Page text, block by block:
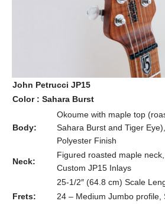
John Petrucci JP15
Color : Sahara Burst
Body:
Okoume with maple top
Sahara Burst and Tiger
Polyester Finish
Neck:
Figured roasted maple
Custom JP15 Inlays
25-1/2″ (64.8 cm) Scale
Frets:
24 – Medium Jumbo profile,